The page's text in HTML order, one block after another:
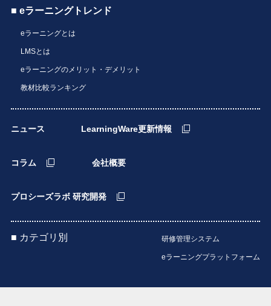
■ eラーニングトレンド
eラーニングとは
LMSとは
eラーニングのメリット・デメリット
教材比較ランキング
ニュース LearningWare更新情報
コラム 会社概要
プロシーズラボ 研究開発
■ カテゴリ別 研修管理システム
eラーニングプラットフォーム